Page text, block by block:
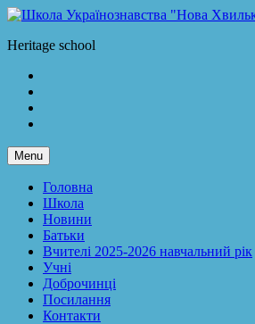
Skip
content
Школа Українознавства "Нова Хвилька"
Heritage school
Menu
Головна
Школа
Новини
Батьки
Вчителі 2025-2026 навчальний рік
Учні
Доброчинці
Посилання
Контакти